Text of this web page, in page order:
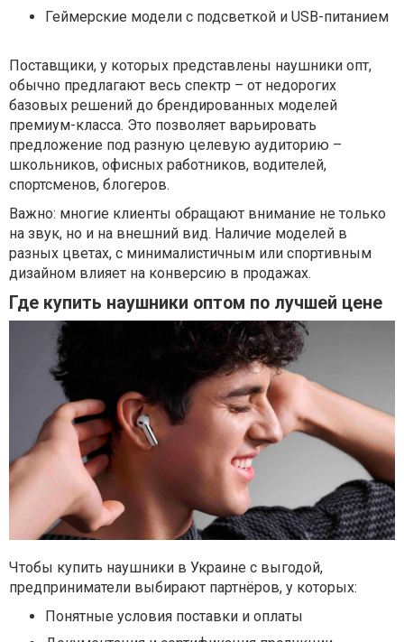
Геймерские модели с подсветкой и USB-питанием
Поставщики, у которых представлены наушники опт,
обычно предлагают весь спектр – от недорогих
базовых решений до брендированных моделей
премиум-класса. Это позволяет варьировать
предложение под разную целевую аудиторию –
школьников, офисных работников, водителей,
спортсменов, блогеров.
Важно: многие клиенты обращают внимание не только
на звук, но и на внешний вид. Наличие моделей в
разных цветах, с минималистичным или спортивным
дизайном влияет на конверсию в продажах.
Где купить наушники оптом по лучшей цене
Чтобы купить наушники в Украине с выгодой,
предприниматели выбирают партнёров, у которых:
Понятные условия поставки и оплаты